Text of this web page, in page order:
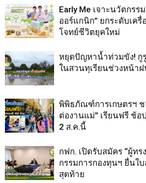
Early Me เจาะนวัตกรร
ออร์แกนิก” ยกระดับเค
โจทย์ชีวิตยุคใหม่
หยุดปัญหาน้ำท่วมขัง! กู
ในสวนทุเรียนช่วงหน้าฝ
พิพิธภัณฑ์การเกษตรฯ ช
ต่องานแม่” เรียนฟรี ช้อ
2 ส.ค.นี้
กฟก. เปิดรับสมัคร “ผู้ท
กรรมการกองทุนฯ ยื่นใ
สุดท้าย